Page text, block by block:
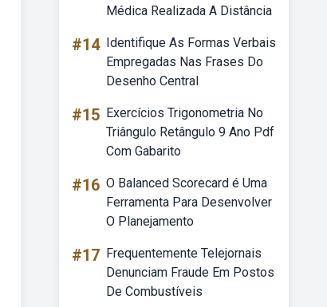
Médica Realizada A Distância
#14 Identifique As Formas Verbais
Empregadas Nas Frases Do
Desenho Central
#15 Exercícios Trigonometria No
Triângulo Retângulo 9 Ano Pdf
Com Gabarito
#16 O Balanced Scorecard é Uma
Ferramenta Para Desenvolver
O Planejamento
#17 Frequentemente Telejornais
Denunciam Fraude Em Postos
De Combustíveis